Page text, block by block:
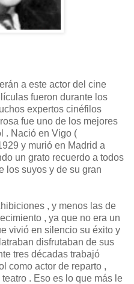
a este actor del cine
fueron durante los
expertos cinéfilos
fue uno de los mejores
. Nació en Vigo (
y murió en Madrid a
un grato recuerdo a todos
los suyos y de su gran
, y menos las de
, ya que no era un
vivió en silencio su éxito y
disfrutaban de sus
tres décadas trabajó
como actor de reparto ,
. Eso es lo que más le